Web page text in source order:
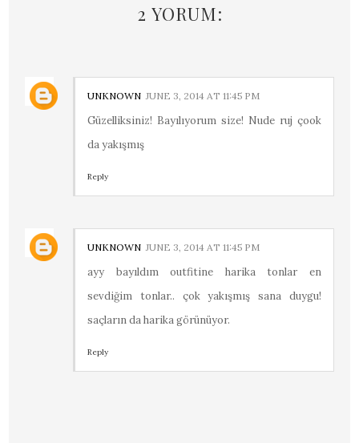
2 YORUM:
UNKNOWN JUNE 3, 2014 AT 11:45 PM
Güzelliksiniz! Bayılıyorum size! Nude ruj çook
da yakışmış
Reply
UNKNOWN JUNE 3, 2014 AT 11:45 PM
ayy bayıldım outfitine harika tonlar en
sevdiğim tonlar.. çok yakışmış sana duygu!
saçların da harika görünüyor.
Reply